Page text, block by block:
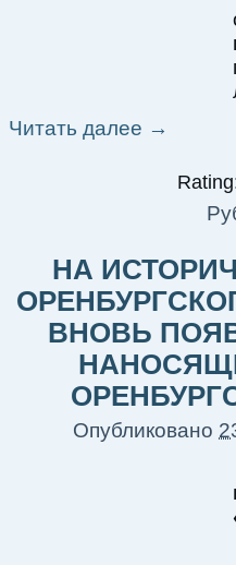
Читать далее →
НА
ВНОВЬ
Опубликовано